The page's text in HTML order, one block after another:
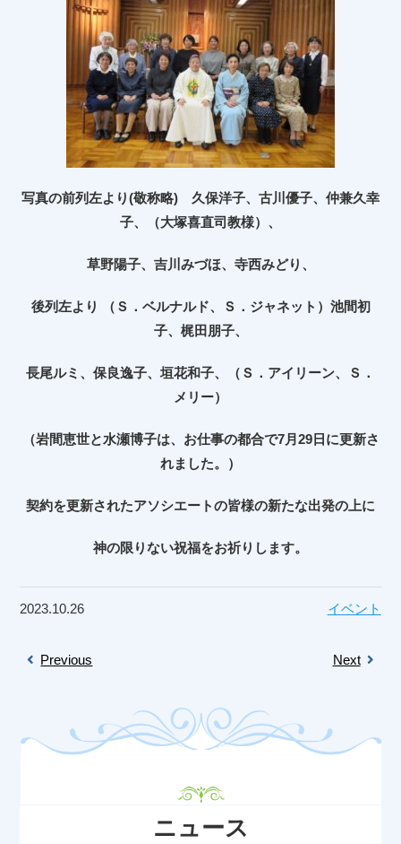
写真の前列左より(敬称略) 久保洋子、古川優子、仲兼久幸
子、（大塚喜直司教様）、
草野陽子、吉川みづほ、寺西みどり、
後列左より （Ｓ．ベルナルド、Ｓ．ジャネット）池間初
子、梶田朋子、
長尾ルミ、保良逸子、垣花和子、（Ｓ．アイリーン、Ｓ．
メリー）
（岩間恵世と水瀬博子は、お仕事の都合で7月29日に更新さ
れました。）
契約を更新されたアソシエートの皆様の新たな出発の上に
神の限りない祝福をお祈りします。
2023.10.26 イベント
Previous Next
ニュース